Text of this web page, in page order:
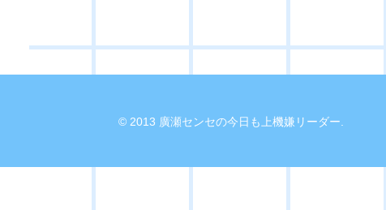
© 2013 廣瀬センセの今日も上機嫌リーダー.